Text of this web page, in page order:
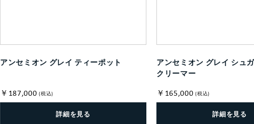
アンセミオン グレイ ティーポット
￥187,000 (税込)
詳細を見る
アンセミオン グレイ シュ
クリーマー
￥165,000 (税込)
詳細を見る